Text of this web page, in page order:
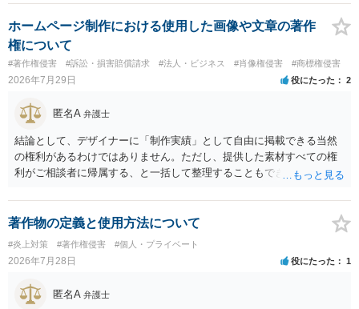
推測できる」という点は、裁判で争われた場合に「専ら顧客吸引力の
利用を目的とする」と判断される余地を残すため、一定の注意が必要
です。 また、広告収益の有無は、侵害判断に一定の影響を与える可能
性がありますが、決定的要因ではありません。 パブリシティ権侵害の
成否は、主に「専ら顧客吸引力の利用を目的とするか」という点で判
断されます。広告収益があることは「商業的目的」を強く示す要素で
すが、それだけで直ちに侵害となるわけではありません。完全無償・
非営利であれば「表現の自由」「創作物」としての側面が強く評価さ
れる可能性があります。一方、広告収益がある場合は「商業利用」と
しての色彩が強まり、リスクが高まる可能性があります。 公開前に変
更・確認しておく事項については、公開の場でアドバイスするにも限
界があるかと思うので、資料等を持参の上、弁護士に相談されること
も一つかと存じます。
ホームページ制作における使用した画像や文章の著作
権について
#著作権侵害 #訴訟・損害賠償請求 #法人・ビジネス #肖像権侵害 #商標権侵害
2026年7月29日 役にたった 2
匿名A 弁護士
結論として、デザイナーに「制作実績」として自由に掲載できる当然
の権利があるわけではありません。ただし、提供した素材すべての権
利がご相談者に帰属する、と一括して整理することもできません。 ご
身が著作権者です。 他方、ブランド名、文字主体のロゴ、商品情報、
短いキャッチコピー、販売コンセプトなどは、通常、著作物には当た
りません。ただし、ロゴに独自の図形やイラスト等が含まれる場合に
は、その表現部分が著作物となる可能性があります。 また、人物写真
の著作権は撮影者に、肖像に関する権利は被写体本人に帰属します
（著作権法2条・17条）。 ウェブサイト全体に当然に著作権が生じる
わけではありません。デザイナーが独自に制作したイラストやバナー
著作物の定義と使用方法について
#炎上対策 #著作権侵害 #個人・プライベート
2026年7月28日 役にたった 1
匿名A 弁護士